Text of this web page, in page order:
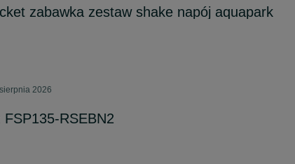
zabawka zestaw shake napój aquapark
2026
FSP135-RSEBN2